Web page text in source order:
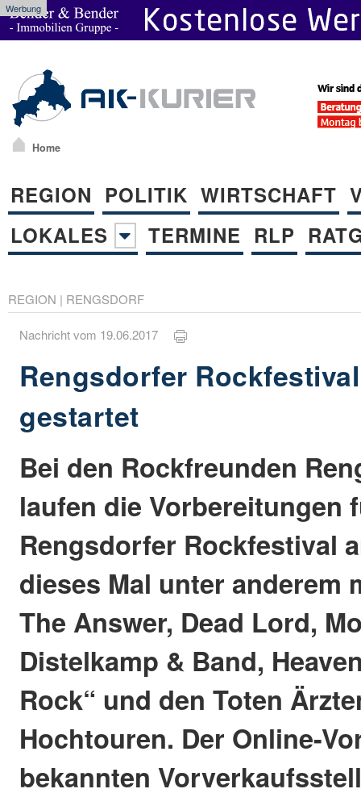
Werbung
Home
REGION POLITIK WIRTSCHAFT
LOKALES
TERMINE RLP
REGION | RENGSDORF
Nachricht vom 19.06.2017
Rengsdorfer
gestartet
Bei den Rockfreunden
laufen die Vorbereitungen
Rengsdorfer Rockfestival
dieses Mal unter anderem
The Answer, Dead Lord,
Distelkamp & Band,
Rock“ und den Toten
Hochtouren. Der Online-
bekannten